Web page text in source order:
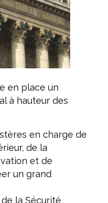
en place un
à hauteur des
en charge de
de la
et de
un grand
la Sécurité